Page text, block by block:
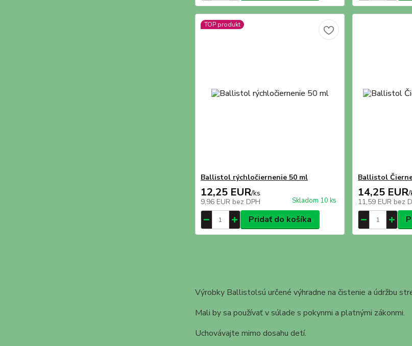
TOP produkt
Ballistol rýchločiernenie 50 ml
12,25 EUR/ks
9,96 EUR bez DPH Skladom 10 ks
Pridať do košíka
Ballistol
14,25 EUR/
11,59 EUR bez
Výrobky Ballistolsú určené výhradne na čistenie a údržbu
Mali by sa používať v súlade s pokynmi a platnými zákonmi.
Uchovávajte mimo dosahu detí.